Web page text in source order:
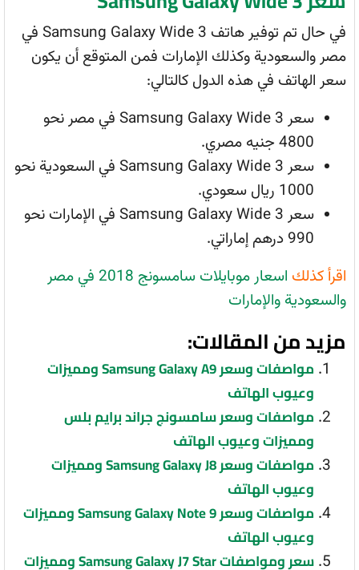
في حال تم توفير هاتف Samsung Galaxy Wide 3 في
مصر والسعودية وكذلك الإمارات فمن المتوقع أن يكون
سعر الهاتف في هذه الدول كالتالي:
سعر Samsung Galaxy Wide 3 في مصر نحو
4800 جنيه مصري.
سعر Samsung Galaxy Wide 3 في السعودية نحو
1000 ريال سعودي.
سعر Samsung Galaxy Wide 3 في الإمارات نحو
990 درهم إماراتي.
اقرأ كذلك
اسعار موبايلات سامسونج 2018 في مصر
والسعودية والإمارات
مزيد من المقالات:
مواصفات وسعر Samsung Galaxy A9 ومميزات
وعيوب الهاتف
مواصفات وسعر سامسونج جراند برايم بلس
ومميزات وعيوب الهاتف
مواصفات وسعر Samsung Galaxy J8 ومميزات
وعيوب الهاتف
مواصفات وسعر Samsung Galaxy Note 9 ومميزات
وعيوب الهاتف
سعر ومواصفات Samsung Galaxy J7 Star ومميزات